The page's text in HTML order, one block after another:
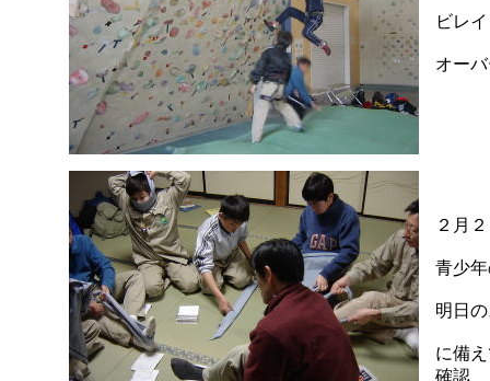
ビレ
オー
２月
青少
明日
に備
確認